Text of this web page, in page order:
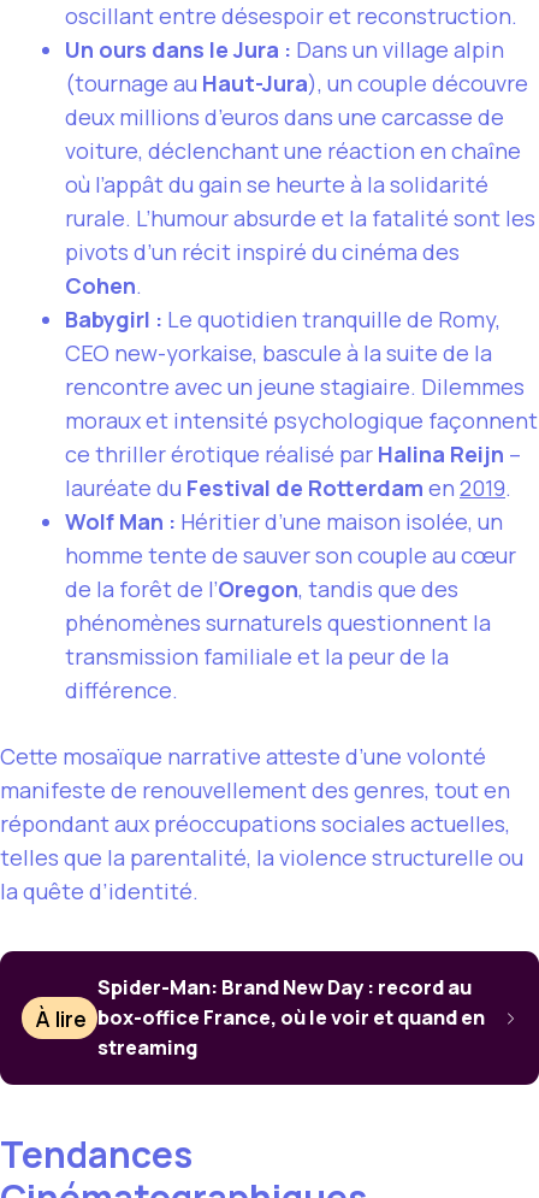
oscillant entre désespoir et reconstruction.
Un ours dans le Jura : Dans un village alpin
(tournage au Haut-Jura), un couple découvre
deux millions d’euros dans une carcasse de
voiture, déclenchant une réaction en chaîne
où l’appât du gain se heurte à la solidarité
rurale. L’humour absurde et la fatalité sont les
pivots d’un récit inspiré du cinéma des
Cohen.
Babygirl : Le quotidien tranquille de Romy,
CEO new-yorkaise, bascule à la suite de la
rencontre avec un jeune stagiaire. Dilemmes
moraux et intensité psychologique façonnent
ce thriller érotique réalisé par Halina Reijn –
lauréate du Festival de Rotterdam en 2019.
Wolf Man : Héritier d’une maison isolée, un
homme tente de sauver son couple au cœur
de la forêt de l’Oregon, tandis que des
phénomènes surnaturels questionnent la
transmission familiale et la peur de la
différence.
Cette mosaïque narrative atteste d’une volonté
manifeste de renouvellement des genres, tout en
répondant aux préoccupations sociales actuelles,
telles que la parentalité, la violence structurelle ou
la quête d’identité.
À lire
Spider-Man: Brand New Day : record au
box-office France, où le voir et quand en
streaming
Tendances